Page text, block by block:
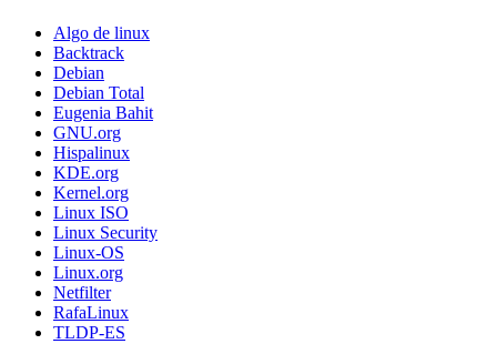
Algo de linux
Backtrack
Debian
Debian Total
Eugenia Bahit
GNU.org
Hispalinux
KDE.org
Kernel.org
Linux ISO
Linux Security
Linux-OS
Linux.org
Netfilter
RafaLinux
TLDP-ES